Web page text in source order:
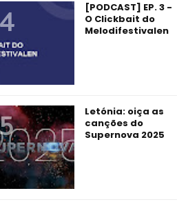
[PODCAST] EP. 3 -
O Clickbait do
Melodifestivalen
Letónia: oiça as
canções do
Supernova 2025